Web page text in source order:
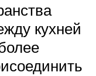
кухней